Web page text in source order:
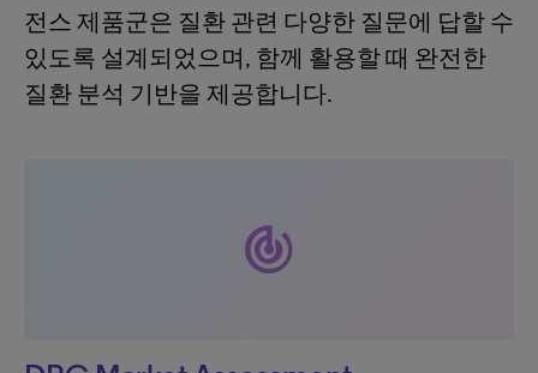
전스 제품군은 질환 관련 다양한 질문에 답할 수
있도록 설계되었으며, 함께 활용할 때 완전한
질환 분석 기반을 제공합니다.
track_changes